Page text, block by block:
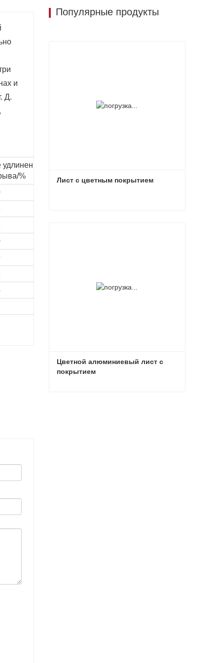
и
Д.
%
Популярные продукты
Лист с цветным покрытием
Цветной алюминиевый лист с
покрытием